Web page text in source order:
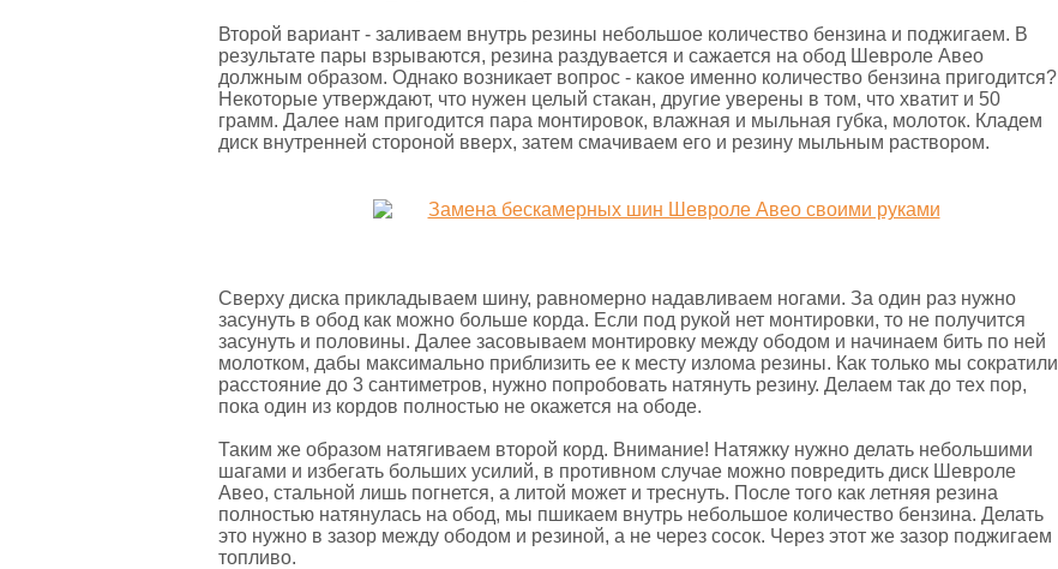
Второй вариант - заливаем внутрь резины небольшое количество бензина и поджигаем. В
результате пары взрываются, резина раздувается и сажается на обод Шевроле Авео
должным образом. Однако возникает вопрос - какое именно количество бензина пригодится?
Некоторые утверждают, что нужен целый стакан, другие уверены в том, что хватит и 50
грамм. Далее нам пригодится пара монтировок, влажная и мыльная губка, молоток. Кладем
диск внутренней стороной вверх, затем смачиваем его и резину мыльным раствором.
Сверху диска прикладываем шину, равномерно надавливаем ногами. За один раз нужно
засунуть в обод как можно больше корда. Если под рукой нет монтировки, то не получится
засунуть и половины. Далее засовываем монтировку между ободом и начинаем бить по ней
молотком, дабы максимально приблизить ее к месту излома резины. Как только мы сократили
расстояние до 3 сантиметров, нужно попробовать натянуть резину. Делаем так до тех пор,
пока один из кордов полностью не окажется на ободе.
Таким же образом натягиваем второй корд. Внимание! Натяжку нужно делать небольшими
шагами и избегать больших усилий, в противном случае можно повредить диск Шевроле
Авео, стальной лишь погнется, а литой может и треснуть. После того как летняя резина
полностью натянулась на обод, мы пшикаем внутрь небольшое количество бензина. Делать
это нужно в зазор между ободом и резиной, а не через сосок. Через этот же зазор поджигаем
топливо.